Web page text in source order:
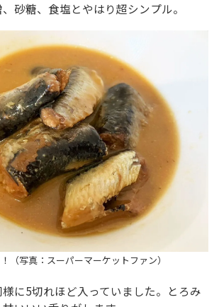
砂糖、食塩とやはり超シンプル。
（写真：スーパーマーケットファン）
に5切れほど入っていました。とろみ